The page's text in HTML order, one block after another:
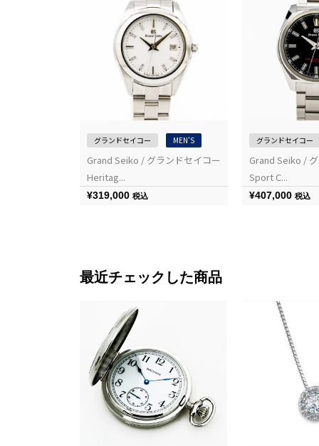
グランドセイコー MEN'S
Grand Seiko / グランドセイコー
Heritag...
¥319,000 税込
グランドセイコー
Grand Seiko /
Sport C...
¥407,000 税込
最近チェックした商品